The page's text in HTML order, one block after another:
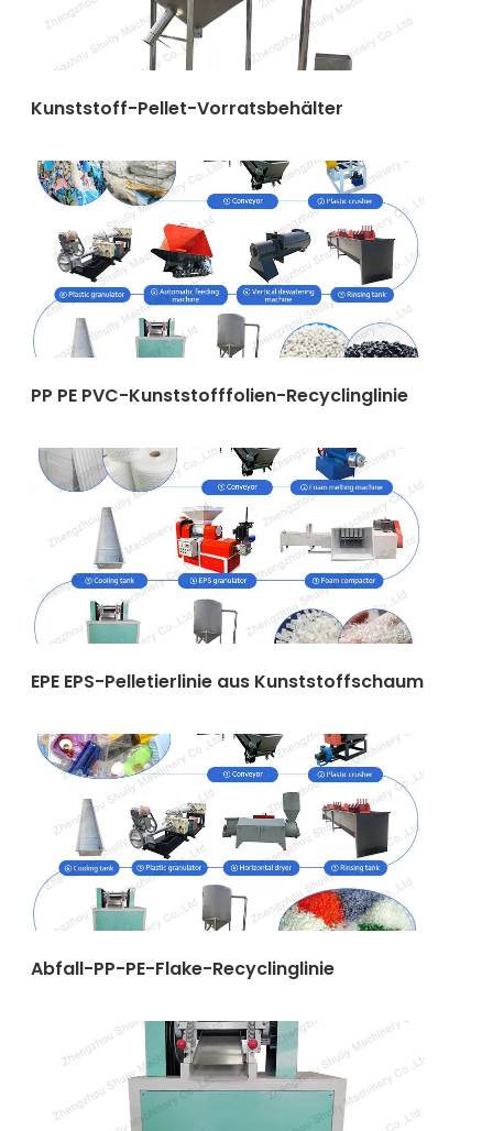
Kunststoff-Pellet-Vorratsbehälter
PP PE PVC-Kunststofffolien-Recyclinglinie
EPE EPS-Pelletierlinie aus Kunststoffschaum
Abfall-PP-PE-Flake-Recyclinglinie